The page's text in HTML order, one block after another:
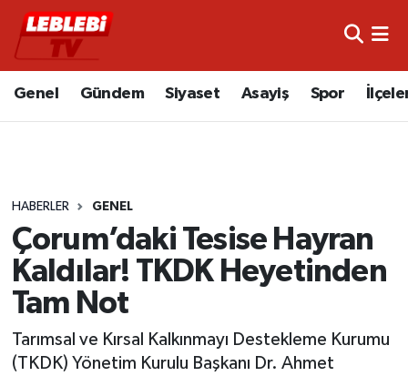
Genel Gündem Siyaset Asayiş Spor
HABERLER GENEL
Çorum’daki Tesise Hayran
Kaldılar! TKDK Heyetinden
Tam Not
Tarımsal ve Kırsal Kalkınmayı Destekleme Kurumu
(TKDK) Yönetim Kurulu Başkanı Dr. Ahmet
Hava Durumu
Süper Lig Puan Durumu ve Fikstür
Tüm Manşetler
Son Dakika Haberleri
Haber Arşivi